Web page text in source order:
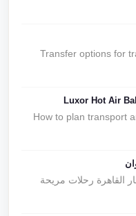
Transfer options
Luxor Hot Air
How to plan
رحلات مريحة